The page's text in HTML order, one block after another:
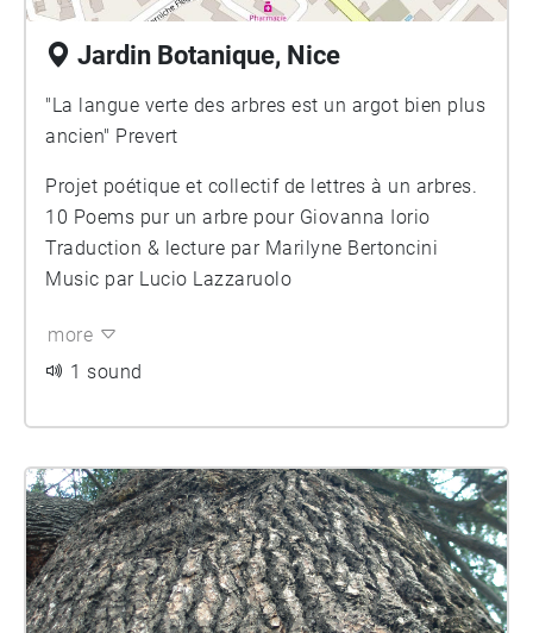
Jardin Botanique, Nice
"La langue verte des arbres est un argot bien plus
ancien" Prevert
Projet poétique et collectif de lettres à un arbres.
10 Poems pur un arbre pour Giovanna Iorio
Traduction & lecture par Marilyne Bertoncini
Music par Lucio Lazzaruolo
more
1 sound